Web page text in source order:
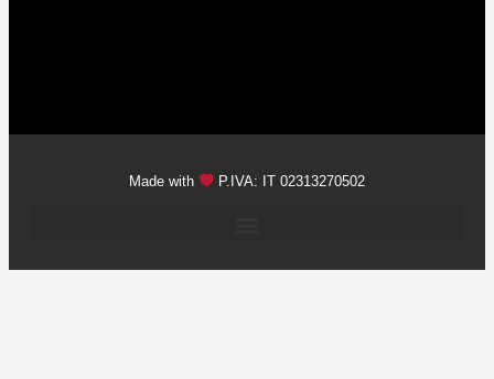
Made with P.IVA: IT 02313270502